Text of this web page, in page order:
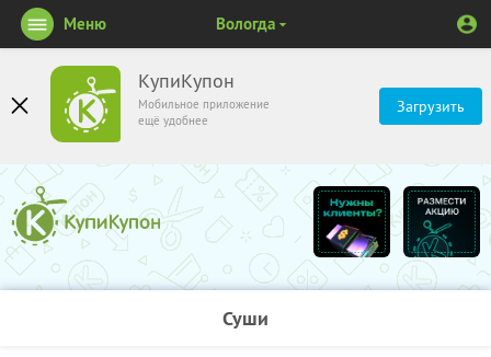
КупиКупон
Мобильное приложение
ещё удобнее
Загрузить
Меню Вологда
Суши